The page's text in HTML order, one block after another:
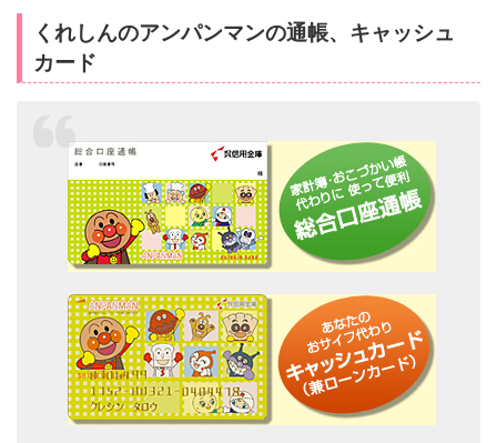
くれしんのアンパンマンの通帳、キャッシュ
カード